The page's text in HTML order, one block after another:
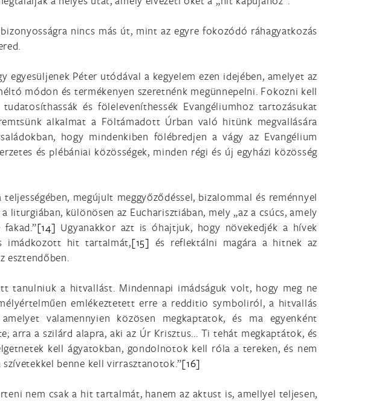
nincs más út, mint az egyre fokozódó ráhagyatkozás
Péter utódával a kegyelem ezen idejében, amelyet az
módon és termékenyen szeretnénk megünnepelni. Fokozni kell
és föleleveníthessék Evangéliumhoz tartozásukat
alkalmat a Föltámadott Úrban való hitünk megvallására
hogy mindenkiben fölébredjen a vágy az Evangélium
és plébániai közösségek, minden régi és új egyházi közösség
megújult meggyőződéssel, bizalommal és reménnyel
különösen az Eucharisztiában, mely „az a csúcs, amely
[14] Ugyanakkor azt is óhajtjuk, hogy növekedjék a hívek
imádkozott hit tartalmát,[15] és reflektálni magára a hitnek az
esztendőben.
tanulniuk a hitvallást. Mindennapi imádságuk volt, hogy meg ne
emlékeztetett erre a redditio symboliról, a hitvallás
valamennyien közösen megkaptatok, és ma egyenként
arra a szilárd alapra, aki az Úr Krisztus... Ti tehát megkaptátok, és
kell ágyatokban, gondolnotok kell róla a tereken, és nem
benne kell virrasztanotok.”[16]
nem csak a hit tartalmát, hanem az aktust is, amellyel teljesen,